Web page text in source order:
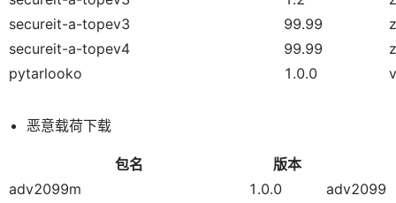
secureit-a-topev3
99.99
secureit-a-topev4
99.99
pytarlooko
1.0.0
恶意载荷下载
包名
版本
adv2099m
1.0.0 adv2099